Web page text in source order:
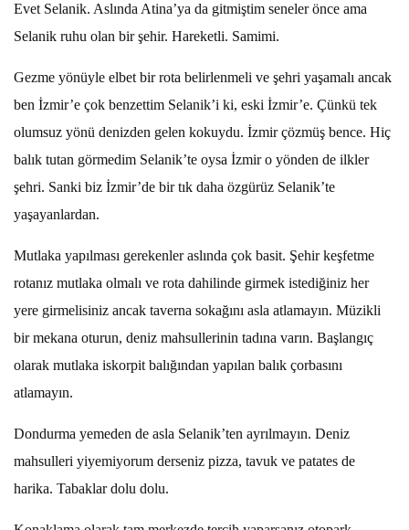
Evet Selanik. Aslında Atina’ya da gitmiştim seneler önce ama
Selanik ruhu olan bir şehir. Hareketli. Samimi.
Gezme yönüyle elbet bir rota belirlenmeli ve şehri yaşamalı ancak
ben İzmir’e çok benzettim Selanik’i ki, eski İzmir’e. Çünkü tek
olumsuz yönü denizden gelen kokuydu. İzmir çözmüş bence. Hiç
balık tutan görmedim Selanik’te oysa İzmir o yönden de ilkler
şehri. Sanki biz İzmir’de bir tık daha özgürüz Selanik’te
yaşayanlardan.
Mutlaka yapılması gerekenler aslında çok basit. Şehir keşfetme
rotanız mutlaka olmalı ve rota dahilinde girmek istediğiniz her
yere girmelisiniz ancak taverna sokağını asla atlamayın. Müzikli
bir mekana oturun, deniz mahsullerinin tadına varın. Başlangıç
olarak mutlaka iskorpit balığından yapılan balık çorbasını
atlamayın.
Dondurma yemeden de asla Selanik’ten ayrılmayın. Deniz
mahsulleri yiyemiyorum derseniz pizza, tavuk ve patates de
harika. Tabaklar dolu dolu.